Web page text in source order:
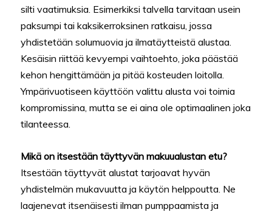
silti vaatimuksia. Esimerkiksi talvella tarvitaan usein
paksumpi tai kaksikerroksinen ratkaisu, jossa
yhdistetään solumuovia ja ilmatäytteistä alustaa.
Kesäisin riittää kevyempi vaihtoehto, joka päästää
kehon hengittämään ja pitää kosteuden loitolla.
Ympärivuotiseen käyttöön valittu alusta voi toimia
kompromissina, mutta se ei aina ole optimaalinen joka
tilanteessa.
Mikä on itsestään täyttyvän makuualustan etu?
Itsestään täyttyvät alustat tarjoavat hyvän
yhdistelmän mukavuutta ja käytön helppoutta. Ne
laajenevat itsenäisesti ilman pumppaamista ja